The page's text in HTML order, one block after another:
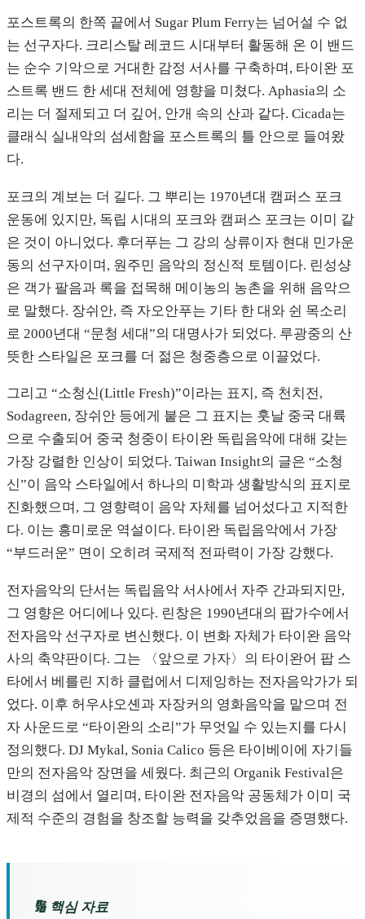
포스트록의 한쪽 끝에서 Sugar Plum Ferry는 넘어설 수 없
는 선구자다. 크리스탈 레코드 시대부터 활동해 온 이 밴드
는 순수 기악으로 거대한 감정 서사를 구축하며, 타이완 포
스트록 밴드 한 세대 전체에 영향을 미쳤다. Aphasia의 소
리는 더 절제되고 더 깊어, 안개 속의 산과 같다. Cicada는
클래식 실내악의 섬세함을 포스트록의 틀 안으로 들여왔
다.
포크의 계보는 더 길다. 그 뿌리는 1970년대 캠퍼스 포크
운동에 있지만, 독립 시대의 포크와 캠퍼스 포크는 이미 같
은 것이 아니었다. 후더푸는 그 강의 상류이자 현대 민가운
동의 선구자이며, 원주민 음악의 정신적 토템이다. 린성샹
은 객가 팔음과 록을 접목해 메이농의 농촌을 위해 음악으
로 말했다. 장쉬안, 즉 자오안푸는 기타 한 대와 쉰 목소리
로 2000년대 “문청 세대”의 대명사가 되었다. 루광중의 산
뜻한 스타일은 포크를 더 젊은 청중층으로 이끌었다.
그리고 “소청신(Little Fresh)”이라는 표지, 즉 천치전,
Sodagreen, 장쉬안 등에게 붙은 그 표지는 훗날 중국 대륙
으로 수출되어 중국 청중이 타이완 독립음악에 대해 갖는
가장 강렬한 인상이 되었다. Taiwan Insight의 글은 “소청
신”이 음악 스타일에서 하나의 미학과 생활방식의 표지로
진화했으며, 그 영향력이 음악 자체를 넘어섰다고 지적한
다. 이는 흥미로운 역설이다. 타이완 독립음악에서 가장
“부드러운” 면이 오히려 국제적 전파력이 가장 강했다.
전자음악의 단서는 독립음악 서사에서 자주 간과되지만,
그 영향은 어디에나 있다. 린창은 1990년대의 팝가수에서
전자음악 선구자로 변신했다. 이 변화 자체가 타이완 음악
사의 축약판이다. 그는 〈앞으로 가자〉의 타이완어 팝 스
타에서 베를린 지하 클럽에서 디제잉하는 전자음악가가 되
었다. 이후 허우샤오셴과 자장커의 영화음악을 맡으며 전
자 사운드로 “타이완의 소리”가 무엇일 수 있는지를 다시
정의했다. DJ Mykal, Sonia Calico 등은 타이베이에 자기들
만의 전자음악 장면을 세웠다. 최근의 Organik Festival은
비경의 섬에서 열리며, 타이완 전자음악 공동체가 이미 국
제적 수준의 경험을 창조할 능력을 갖추었음을 증명했다.
🔢 핵심 자료